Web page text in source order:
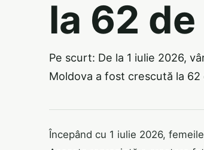
la 62
Pe scurt: De la 1 iulie 2026,
Moldova a fost crescută la 62
Începând cu 1 iulie 2026,